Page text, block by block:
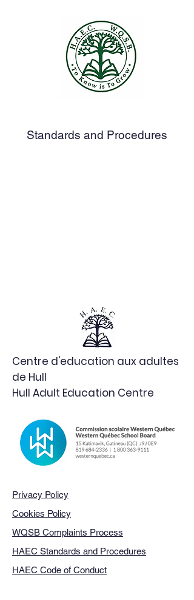
Standards and Procedures
Centre d'education aux adultes
de Hull
Hull Adult Education Centre
Privacy Policy
Cookies Policy
WQSB Complaints Process
HAEC Standards and Procedures
HAEC Code of Conduct